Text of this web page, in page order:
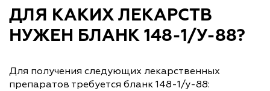
ДЛЯ КАКИХ ЛЕКАРСТВ
НУЖЕН БЛАНК 148-1/У-88?
Для получения следующих лекарственных
препаратов требуется бланк 148-1/у-88: